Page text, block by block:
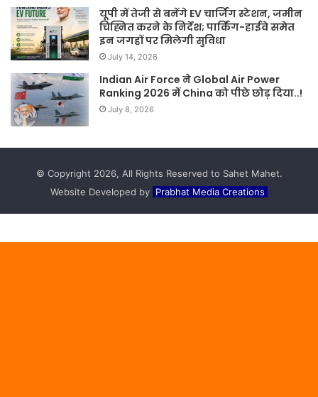
यूपी में तेजी से बनेंगे EV चार्जिंग स्टेशन, जमीन
चिह्नित करने के निर्देश; पार्किंग-हाईवे समेत
इन जगहों पर मिलेगी सुविधा
July 14, 2026
Indian Air Force ने Global Air Power
Ranking 2026 में China को पीछे छोड़ दिया..!
July 8, 2026
© Copyright 2026, All Rights Reserved to Sahet Mahet.
Website Developed by Prabhat Media Creations